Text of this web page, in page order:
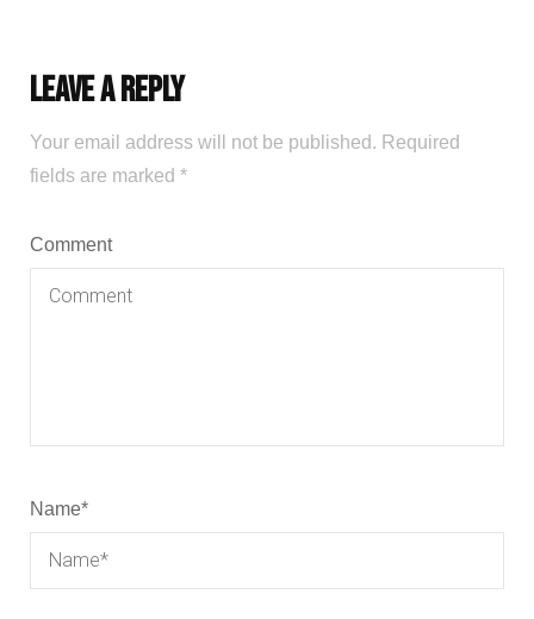
Leave a Reply
Your email address will not be published. Required
fields are marked *
Comment
Name*